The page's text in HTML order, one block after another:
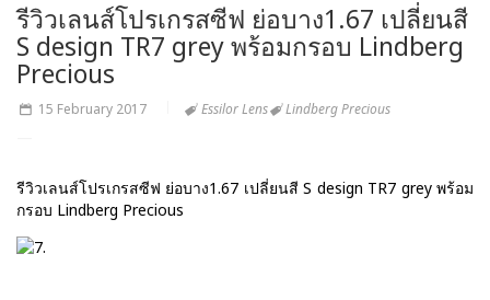
รีวิวเลนส์โปรเกรสซีฟ ย่อบาง1.67 เปลี่ยนสี
S design TR7 grey พร้อมกรอบ Lindberg
Precious
15 February 2017 Essilor Lens Lindberg Precious
รีวิวเลนส์โปรเกรสซีฟ ย่อบาง1.67 เปลี่ยนสี S design TR7 grey พร้อม
กรอบ Lindberg Precious